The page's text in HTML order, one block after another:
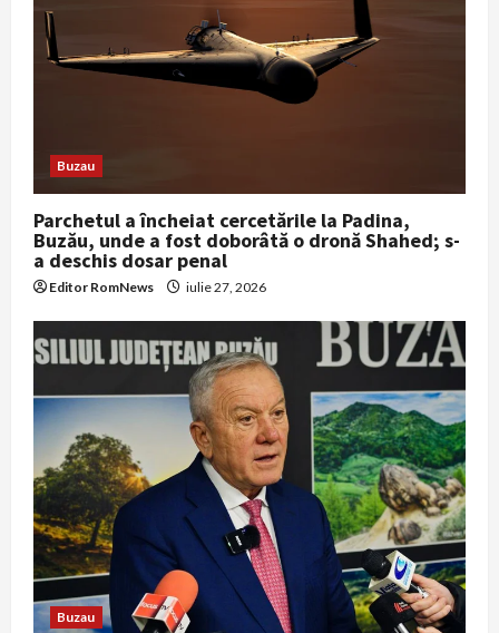
Buzau
Parchetul a încheiat cercetările la Padina,
Buzău, unde a fost doborâtă o dronă Shahed; s-
a deschis dosar penal
Editor RomNews iulie 27, 2026
Buzau